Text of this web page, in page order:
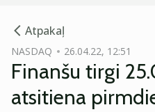
Atpakaļ
NASDAQ 26.04.22, 12:51
Finanšu tirgi
atsitiena